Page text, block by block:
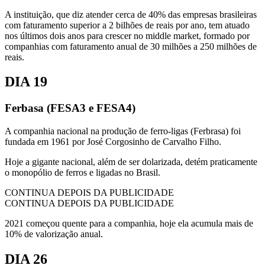
A instituição, que diz atender cerca de 40% das empresas brasileiras
com faturamento superior a 2 bilhões de reais por ano, tem atuado
nos últimos dois anos para crescer no middle market, formado por
companhias com faturamento anual de 30 milhões a 250 milhões de
reais.
DIA 19
Ferbasa (FESA3 e FESA4)
A companhia nacional na produção de ferro-ligas (Ferbrasa) foi
fundada em 1961 por José Corgosinho de Carvalho Filho.
Hoje a gigante nacional, além de ser dolarizada, detém praticamente
o monopólio de ferros e ligadas no Brasil.
CONTINUA DEPOIS DA PUBLICIDADE
CONTINUA DEPOIS DA PUBLICIDADE
2021 começou quente para a companhia, hoje ela acumula mais de
10% de valorização anual.
DIA 26